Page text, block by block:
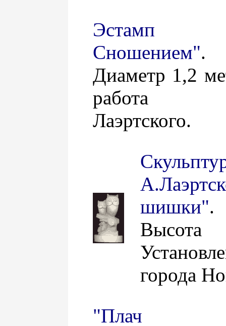
Эстамп
Сношением".
Диаметр 1,2
работа
Лаэртского.
шишки".
города
"Плач